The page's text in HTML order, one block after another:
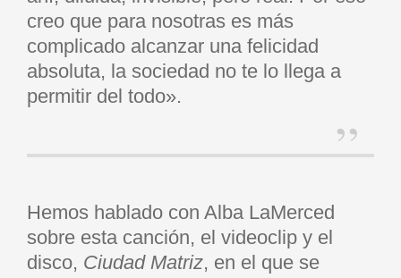
creo que para nosotras es más
complicado alcanzar una felicidad
absoluta, la sociedad no te lo llega a
permitir del todo».
Hemos hablado con Alba LaMerced
sobre esta canción, el videoclip y el
disco, Ciudad Matriz, en el que se